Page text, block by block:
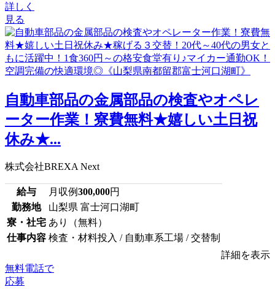
詳しく
見る
自動車部品の金属部品の検査やオペレ
ーター作業！寮費無料★嬉しい土日祝
休み★...
株式会社BREXA Next
給与 月収例300,000円
勤務地
山梨県 富士河口湖町
寮・社宅 あり（無料）
仕事内容 検査・材料投入 / 自動車系工場 / 交替制
詳細を表示
無料電話で
応募